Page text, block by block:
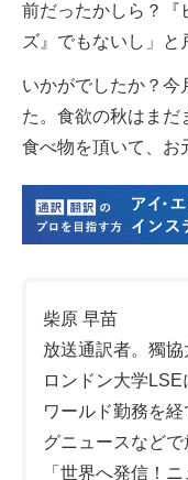
前だったかしら？『
ズ』でもないし」と
いかがでしたか？今
た。食欲の秋はまだ
食べ物を頂いて、お
柴原 早苗
放送通訳者。獨協
ロンドン大学
ワールド勤務を
グニュースなど
「世界へ発信！